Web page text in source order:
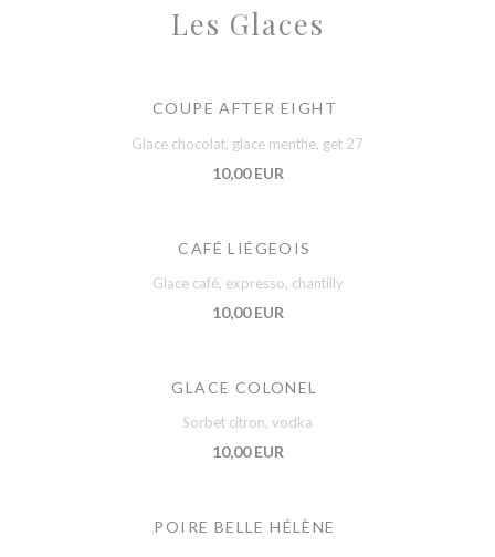
Les Glaces
COUPE AFTER EIGHT
Glace chocolat, glace menthe, get 27
10,00 EUR
CAFÉ LIÉGEOIS
Glace café, expresso, chantilly
10,00 EUR
GLACE COLONEL
Sorbet citron, vodka
10,00 EUR
POIRE BELLE HÉLÈNE